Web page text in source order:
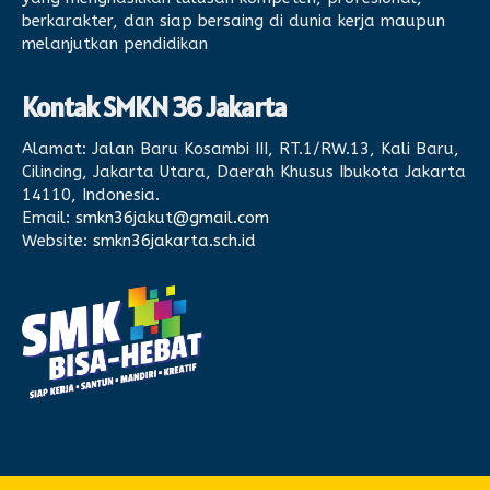
berkarakter, dan siap bersaing di dunia kerja maupun
melanjutkan pendidikan
Kontak SMKN 36 Jakarta
Alamat: Jalan Baru Kosambi III, RT.1/RW.13, Kali Baru,
Cilincing, Jakarta Utara, Daerah Khusus Ibukota Jakarta
14110, Indonesia.
Email: smkn36jakut@gmail.com
Website: smkn36jakarta.sch.id